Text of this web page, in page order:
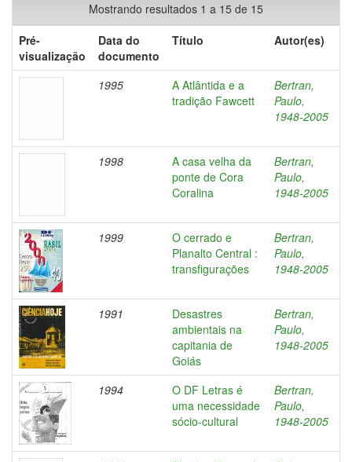
Mostrando resultados 1 a 15 de 15
Pré-
visualização
Data do
documento
Título Autor(es)
1995
A Atlântida e a
tradição Fawcett
Bertran,
Paulo,
1948-2005
1998
A casa velha da
ponte de Cora
Coralina
Bertran,
Paulo,
1948-2005
1999
O cerrado e
Planalto Central :
transfigurações
Bertran,
Paulo,
1948-2005
1991
Desastres
ambientais na
capitania de
Goiás
Bertran,
Paulo,
1948-2005
1994
O DF Letras é
uma necessidade
sócio-cultural
Bertran,
Paulo,
1948-2005